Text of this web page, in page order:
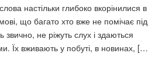
настільки глибоко вкорінилися в
мові, що багато хто вже не помічає
звично, не ріжуть слух і здаються
Їх вживають у побуті, в новинах,